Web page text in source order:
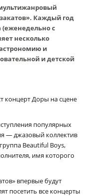
Каждый год
(еженедельно с
несколько
и
и детской
концерт Доры на сцене
популярных
— джазовый коллектив
Beautiful Boys,
имя которого
впервые будут
посетить все концерты